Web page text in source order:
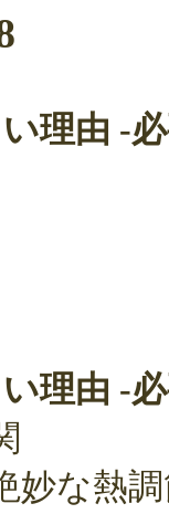
理由 -
理由 -
妙な熱